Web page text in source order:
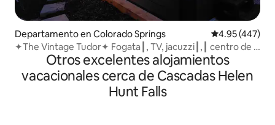
Departamento en Colorado Springs Calificación
4.95 (447)
✦The Vintage Tudor✦ Fogata┃, TV, jacuzzi┃,┃ centro de la
Otros excelentes alojamientos
vacacionales cerca de Cascadas Helen
Hunt Falls